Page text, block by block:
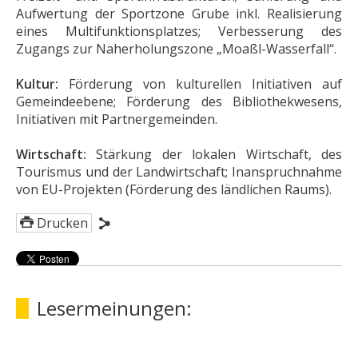
Aufwertung der Sportzone Grube inkl. Realisierung
eines Multifunktionsplatzes; Verbesserung des
Zugangs zur Naherholungszone „Moaßl-Wasserfall“.
Kultur: Förderung von kulturellen Initiativen auf
Gemeindeebene; Förderung des Bibliothekwesens,
Initiativen mit Partnergemeinden.
Wirtschaft:Stärkung der lokalen Wirtschaft, des
Tourismus und der Landwirtschaft; Inanspruchnahme
von EU-Projekten (Förderung des ländlichen Raums).
Drucken
Lesermeinungen: